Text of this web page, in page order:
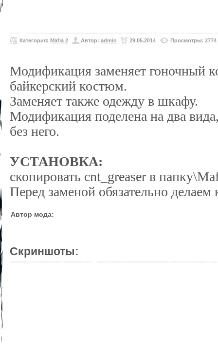
Категория: Mafia 2 Автор: admin 29.05.2014 Просмотры: 2774
Модификация заменяет гоночный
байкерский костюм.
Заменяет также одежду в шкафу.
Модификация поделена на два
без него.
УСТАНОВКА:
скопировать cnt_greaser в
Перед заменой обязательно
Автор мода:
Скриншоты: